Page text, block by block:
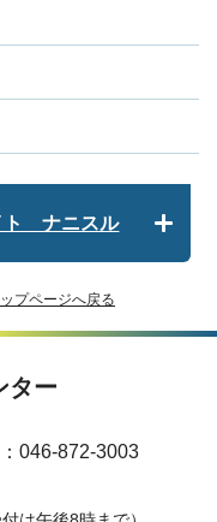
ト ナニスル
ップページへ戻る
ター
046-872-3003